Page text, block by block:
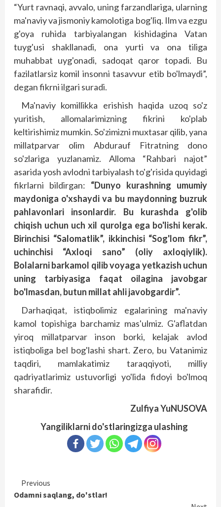
“Yurt ravnaqi, avvalo, uning farzandlariga, ularning
ma'naviy va jismoniy kamolotiga bog'liq. Ilm va ezgu
g'oya ruhida tarbiyalangan kishidagina Vatan
tuyg'usi shakllanadi, ona yurti va ona tiliga
muhabbat uyg'onadi, sadoqat qaror topadi. Bu
fazilatlarsiz komil insonni tasavvur etib bo'lmaydi”,
degan fikrni ilgari suradi.
Ma'naviy komillikka erishish haqida uzoq so'z
yuritish, allomalarimizning fikrini ko'plab
keltirishimiz mumkin. So'zimizni muxtasar qilib, yana
millatparvar olim Abdurauf Fitratning dono
so'zlariga yuzlanamiz. Alloma “Rahbari najot”
asarida yosh avlodni tarbiyalash to'g'risida quyidagi
fikrlarni bildirgan: “Dunyo kurashning umumiy
maydoniga o'xshaydi va bu maydonning buzruk
pahlavonlari insonlardir. Bu kurashda g'olib
chiqish uchun uch xil qurolga ega bo'lishi kerak.
Birinchisi “Salomatlik”, ikkinchisi “Sog'lom fikr”,
uchinchisi “Axloqi sano” (oliy axloqiylik).
Bolalarni barkamol qilib voyaga yetkazish uchun
uning tarbiyasiga faqat oilagina javobgar
bo'lmasdan, butun millat ahli javobgardir”.
Darhaqiqat, istiqbolimiz egalarining ma'naviy
kamol topishiga barchamiz mas'ulmiz. G'aflatdan
yiroq millatparvar inson borki, kelajak avlod
istiqboliga bel bog'lashi shart. Zero, bu Vatanimiz
taqdiri, mamlakatimiz taraqqiyoti, milliy
qadriyatlarimiz ustuvorligi yo'lida fidoyi bo'lmoq
sharafidir.
Zulfiya YuNUSOVA
Yangiliklarni do'stlaringizga ulashing
Continue
Reading
Previous
Odamni saqlang, do'stlar!